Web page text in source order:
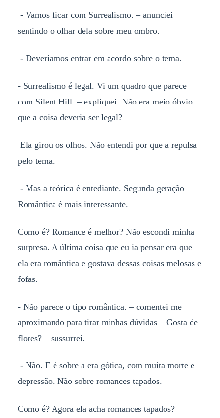
- Vamos ficar com Surrealismo. – anunciei
sentindo o olhar dela sobre meu ombro.
- Deveríamos entrar em acordo sobre o tema.
- Surrealismo é legal. Vi um quadro que parece
com Silent Hill. – expliquei. Não era meio óbvio
que a coisa deveria ser legal?
Ela girou os olhos. Não entendi por que a repulsa
pelo tema.
- Mas a teórica é entediante. Segunda geração
Romântica é mais interessante.
Como é? Romance é melhor? Não escondi minha
surpresa. A última coisa que eu ia pensar era que
ela era romântica e gostava dessas coisas melosas e
fofas.
- Não parece o tipo romântica. – comentei me
aproximando para tirar minhas dúvidas – Gosta de
flores? – sussurrei.
- Não. E é sobre a era gótica, com muita morte e
depressão. Não sobre romances tapados.
Como é? Agora ela acha romances tapados?